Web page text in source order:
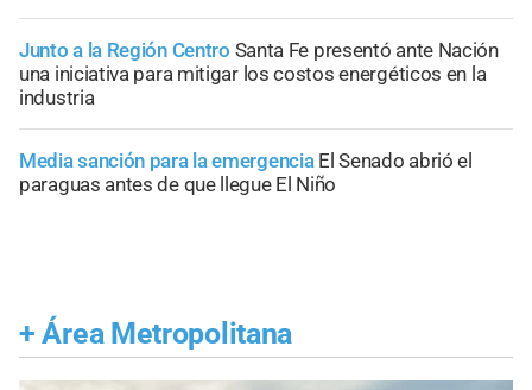
Junto a la Región Centro Santa Fe presentó ante Nación
una iniciativa para mitigar los costos energéticos en la
industria
Media sanción para la emergencia El Senado abrió el
paraguas antes de que llegue El Niño
+ Área Metropolitana